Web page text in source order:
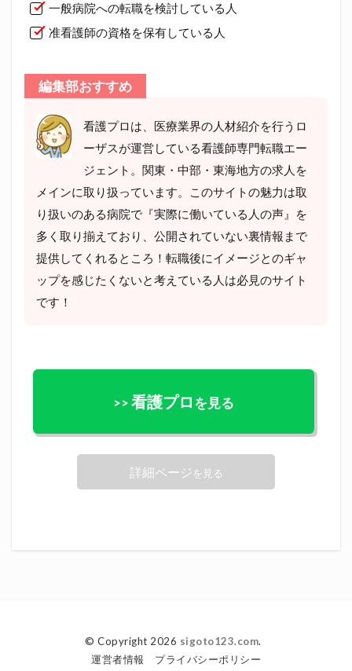
一般病院への転職を検討している人
准看護師の資格を保有している人
編集部おすすめ
看護プロは、医療業界の人材紹介を行うロ
ーザスが運営している看護師専門転職エー
ジェント。関東・中部・東海地方の求人を
メインに取り扱っています。このサイトの魅力は取
り扱いのある病院で『実際に働いている人の声』を
多く取り揃えており、公開されていない裏情報まで
提供してくれるところ！転職後にイメージとのギャ
ップを感じたくないと考えている人は必見のサイト
です！
>> 看護プロ を見る
詳細ページ を見る
© Copyright 2026 sigoto123.com.
運営者情報
プライバシーポリシー